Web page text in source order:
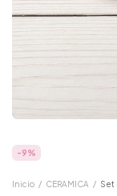
-9%
Inicio / CERAMICA / Set